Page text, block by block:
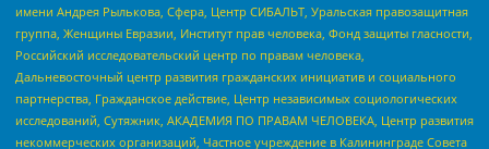
имени Андрея Рылькова, Сфера, Центр СИБАЛЬТ, Уральская правозащитная
группа, Женщины Евразии, Институт прав человека, Фонд защиты гласности,
Российский исследовательский центр по правам человека,
Дальневосточный центр развития гражданских инициатив и социального
партнерства, Гражданское действие, Центр независимых социологических
исследований, Сутяжник, АКАДЕМИЯ ПО ПРАВАМ ЧЕЛОВЕКА, Центр развития
некоммерческих организаций, Частное учреждение в Калининграде Совета